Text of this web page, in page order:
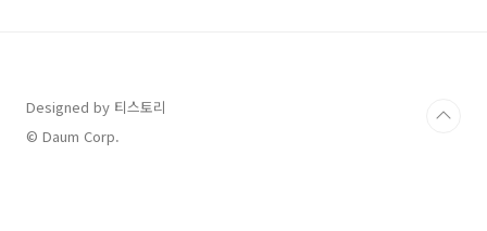
Designed by 티스토리
© Daum Corp.